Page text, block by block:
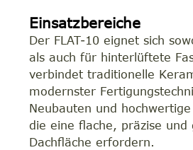
Einsatzbereiche
Der FLAT-10 eignet sich
als auch für hinterlüftete
verbindet traditionelle
modernster
Neubauten und
die eine flache, präzise und
Dachfläche erfordern.